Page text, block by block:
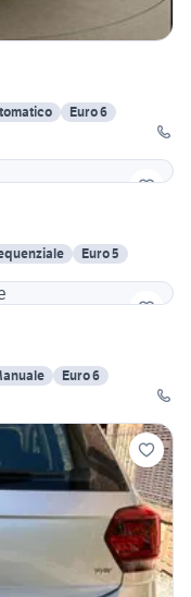
Euro 6
Euro 5
Euro 6